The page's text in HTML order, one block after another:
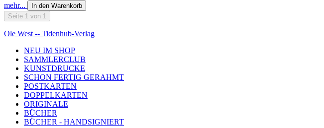
mehr...
In den Warenkorb
Seite 1 von 1
Ole West -- Tidenhub-Verlag
NEU IM SHOP
SAMMLERCLUB
KUNSTDRUCKE
SCHON FERTIG GERAHMT
POSTKARTEN
DOPPELKARTEN
ORIGINALE
BÜCHER
BÜCHER - HANDSIGNIERT